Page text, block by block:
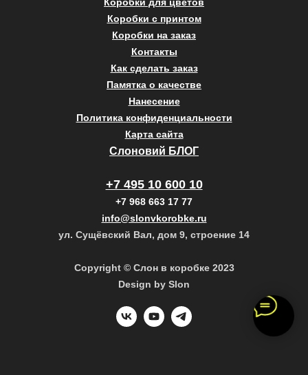
Коробки для цветов
Коробки с принтом
Коробки на заказ
Контакты
Как сделать заказ
Памятка о качестве
Нанесение
Политика конфиденциальности
Карта сайта
Слоновий БЛОГ
+7 495 10 600 10
+7 968 663 17 77
info@slonvkorobke.ru
ул. Сущёвский Вал, дом 9, строение 14
Copyright © Слон в коробке 2023
Design by Slon